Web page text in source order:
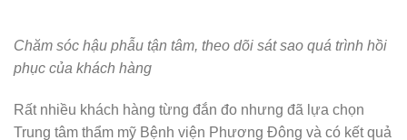
Chăm sóc hậu phẫu tận tâm, theo dõi sát sao quá trình hồi
phục của khách hàng
Rất nhiều khách hàng từng đắn đo nhưng đã lựa chọn
Trung tâm thẩm mỹ Bệnh viện Phương Đông và có kết quả